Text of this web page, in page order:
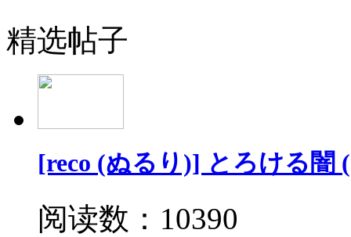
精选帖子
[reco (ぬるり)] とろける闇
阅读数：10390